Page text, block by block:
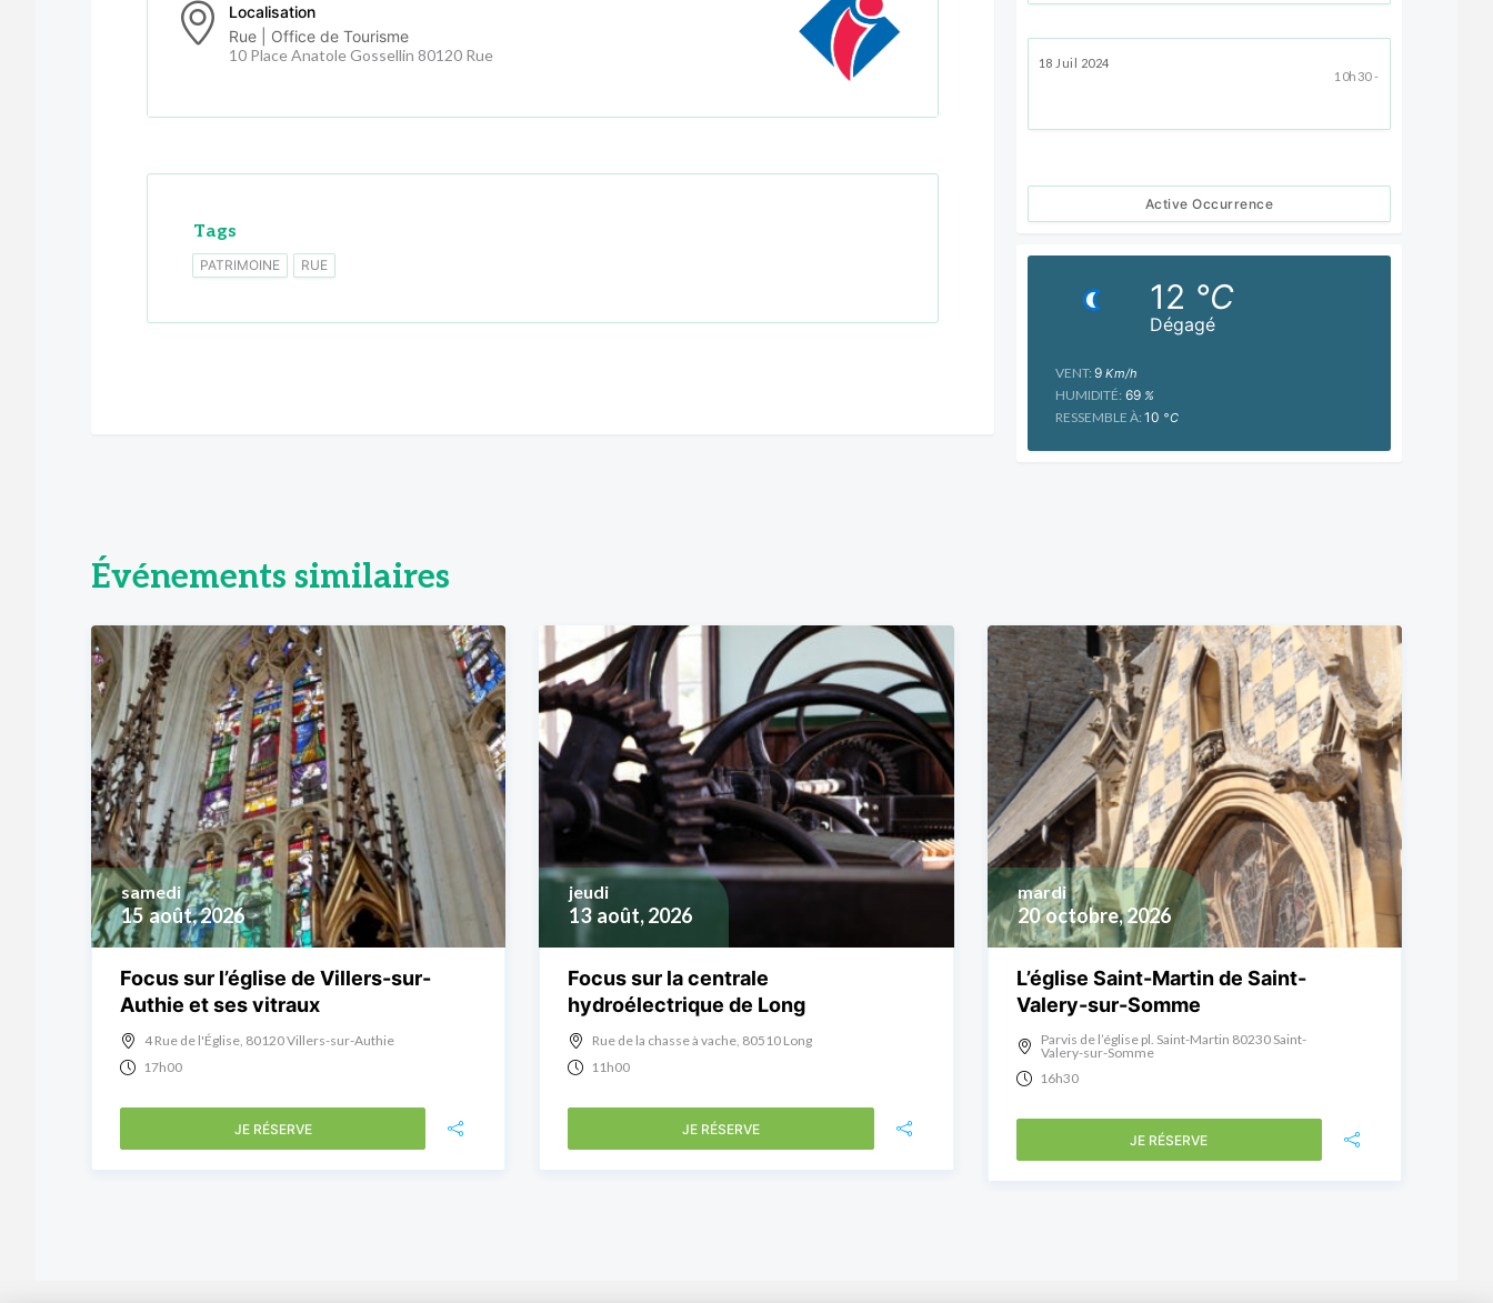
Localisation
Rue | Office de Tourisme
10 Place Anatole Gossellin 80120 Rue
Tags
PATRIMOINE RUE
18 Juil 2024
10h30 -
Active Occurrence
Dégagé
12 °C
VENT: 9Km/h
HUMIDITÉ: 69%
RESSEMBLE À: 10 °C
Événements similaires
15 août, 2026
samedi
Focus sur l’église de Villers-sur-
Authie et ses vitraux
4 Rue de l'Église, 80120 Villers-sur-Authie
17h00
JE RÉSERVE
13 août, 2026
jeudi
Focus sur la centrale
hydroélectrique de Long
Rue de la chasse à vache, 80510 Long
11h00
JE RÉSERVE
20 octobre, 2026
mardi
L’église Saint-Martin de Saint-
Valery-sur-Somme
Parvis de l’église pl. Saint-Martin 80230 Saint-
Valery-sur-Somme
16h30
JE RÉSERVE